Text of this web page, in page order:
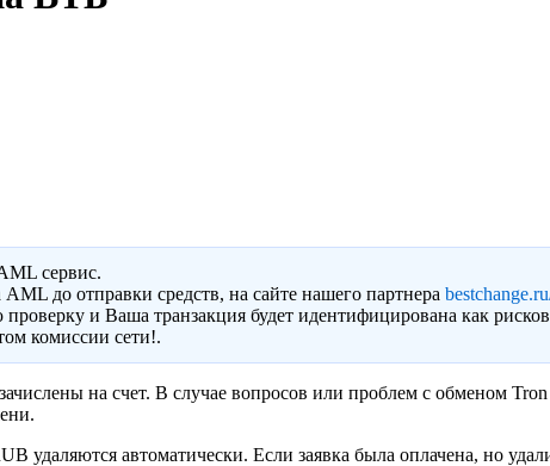
сервис.
до отправки средств, на сайте нашего партнера
и Ваша транзакция будет идентифицирована как
комиссии сети!.
на счет. В случае вопросов или проблем с обменом
удаляются автоматически. Если заявка была оплачена, но